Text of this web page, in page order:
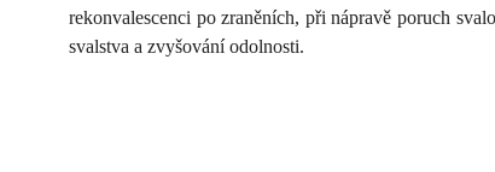
rekonvalescenci po zraněních, při nápravě poruch
svalstva a zvyšování odolnosti.